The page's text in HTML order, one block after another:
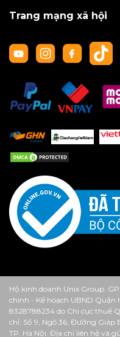
Trang mạng xã hội
Hộ kinh doanh Unix Group.
chính - Kế hoạch UBND Quận
8328788234 do Chi cục thuế
chỉ: Số 9, Ngõ 36, Đường Giáp
TP. Hà Nội. Địa chỉ liên hệ và